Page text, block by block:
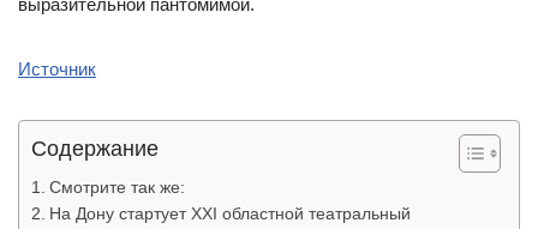
выразительной пантомимой.
Источник
Содержание
Смотрите так же:
На Дону стартует XXI областной театральный